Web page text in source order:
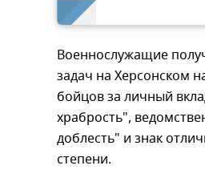
Военнослужащие
задач на Херсонском
бойцов за личный
храбрость",
доблесть" и знак
степени.